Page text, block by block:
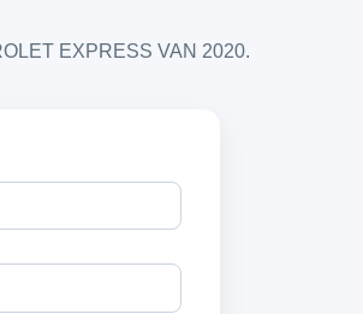
EXPRESS VAN 2020.